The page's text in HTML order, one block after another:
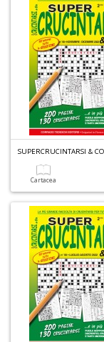
SUPERCRUCINTARSI &
Cartacea